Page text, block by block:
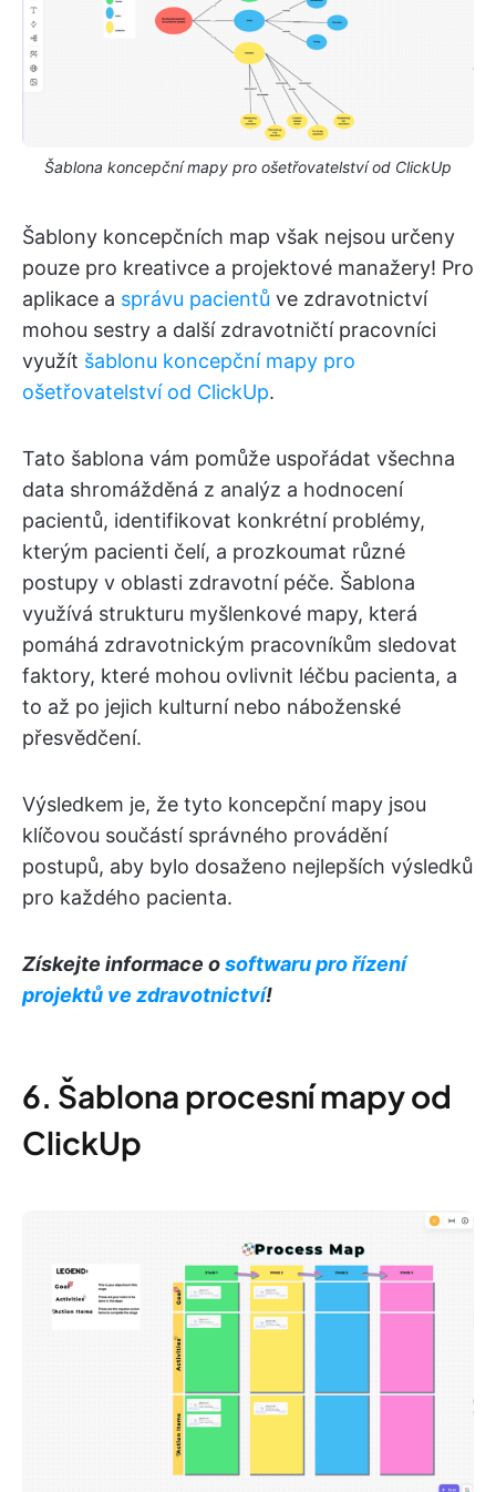
Šablona koncepční mapy pro ošetřovatelství od ClickUp
Šablony koncepčních map však nejsou určeny
pouze pro kreativce a projektové manažery! Pro
aplikace a správu pacientů ve zdravotnictví
mohou sestry a další zdravotničtí pracovníci
využít šablonu koncepční mapy pro
ošetřovatelství od ClickUp.
Tato šablona vám pomůže uspořádat všechna
data shromážděná z analýz a hodnocení
pacientů, identifikovat konkrétní problémy,
kterým pacienti čelí, a prozkoumat různé
postupy v oblasti zdravotní péče. Šablona
využívá strukturu myšlenkové mapy, která
pomáhá zdravotnickým pracovníkům sledovat
faktory, které mohou ovlivnit léčbu pacienta, a
to až po jejich kulturní nebo náboženské
přesvědčení.
Výsledkem je, že tyto koncepční mapy jsou
klíčovou součástí správného provádění
postupů, aby bylo dosaženo nejlepších výsledků
pro každého pacienta.
Získejte informace osoftwaru pro řízení
projektů ve zdravotnictví!
6. Šablona procesní mapy od
ClickUp